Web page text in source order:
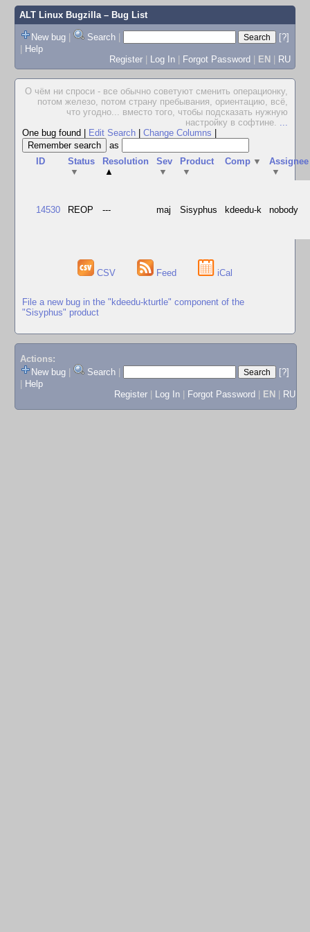
ALT Linux Bugzilla– Bug List
New bug | Search |
[?]
| Help
Register | Log In | Forgot Password | EN | RU
О чём ни спроси - все обычно советуют сменить операционку,
потом железо, потом страну пребывания, ориентацию, всё,
что угодно... вместо того, чтобы подсказать нужную
настройку в софтине. ...
One bug found
Edit Search Change Columns
as
ID
Status
▼
Resolution
▲
Sev
▼
Product
▼
Comp ▼
Assignee
▼
14530 REOP --- maj Sisyphus kdeedu-k nobody
CSV Feed iCal
File a new bug in the "kdeedu-kturtle" component of the
"Sisyphus" product
Actions:
New bug
Search
[?]
Help
Register
Log In Forgot Password EN RU